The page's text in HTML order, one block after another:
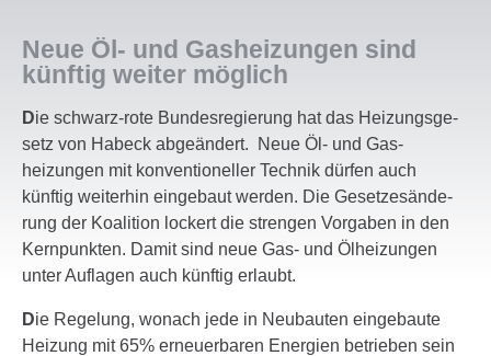
Neue Öl- und Gashei­zungen sind
künftig weiter möglich
Die schwarz-rote Bundes­re­gie­rung hat das Heizungs­ge­
setz von Habeck abge­än­dert. Neue Öl- und Gas­
heizungen mit konven­tio­neller Technik dürfen auch
künftig weiterhin eingebaut werden. Die Geset­zes­än­de­
rung der Koalition lockert die strengen Vorgaben in den
Kern­punkten. Damit sind neue Gas- und Ölhei­zungen
unter Auflagen auch künftig erlaubt.
Die Regelung, wonach jede in Neubauten einge­baute
Heizung mit 65% erneu­er­baren Energien betrieben sein